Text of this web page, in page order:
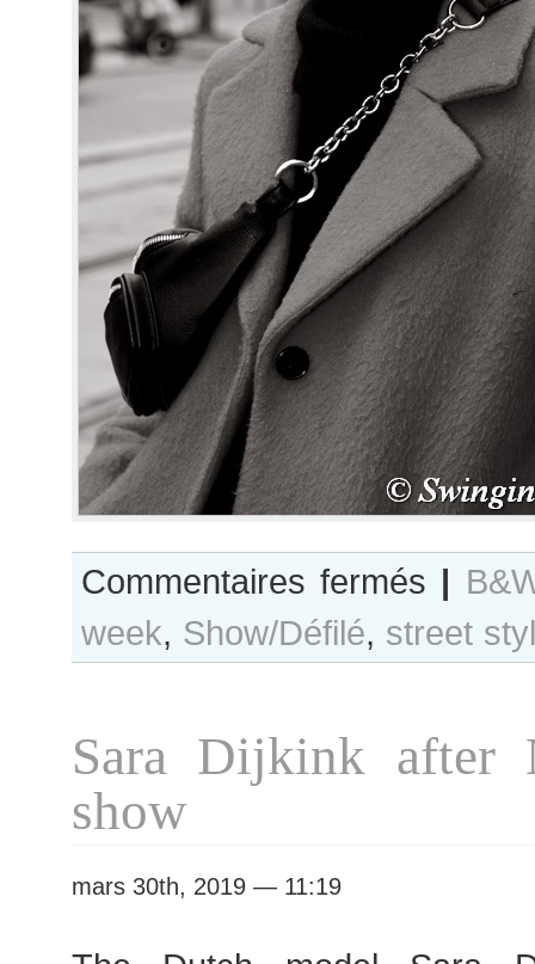
Commentaires fermés sur
B&W
Day
#421
2019
RtW
|
week, Show/Défilé, street
Sara Dijkink after
show
mars 30th, 2019 — 11:19